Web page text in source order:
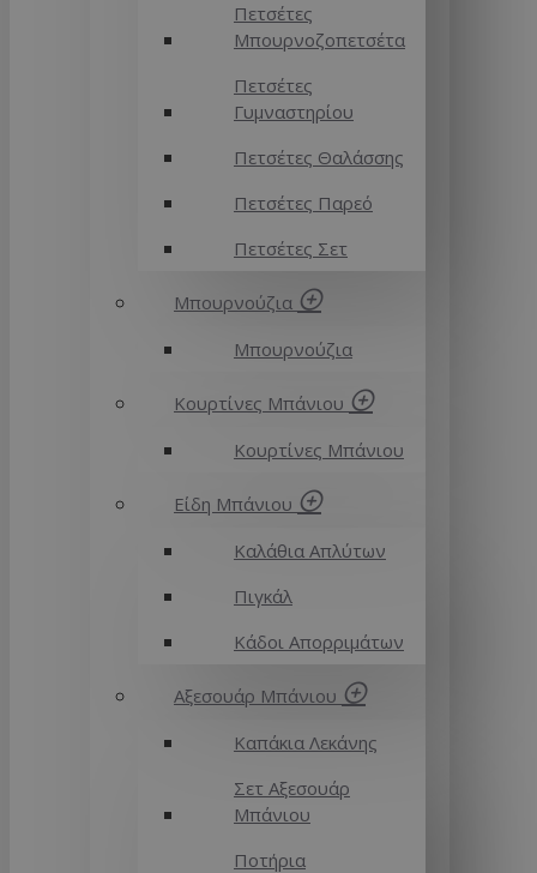
Πετσέτες
Μπουρνοζοπετσέτα
Πετσέτες
Γυμναστηρίου
Πετσέτες Θαλάσσης
Πετσέτες Παρεό
Πετσέτες Σετ
Μπουρνούζια
Μπουρνούζια
Κουρτίνες Μπάνιου
Κουρτίνες Μπάνιου
Είδη Μπάνιου
Καλάθια Απλύτων
Πιγκάλ
Κάδοι Απορριμάτων
Αξεσουάρ Μπάνιου
Καπάκια Λεκάνης
Σετ Αξεσουάρ
Μπάνιου
Ποτήρια